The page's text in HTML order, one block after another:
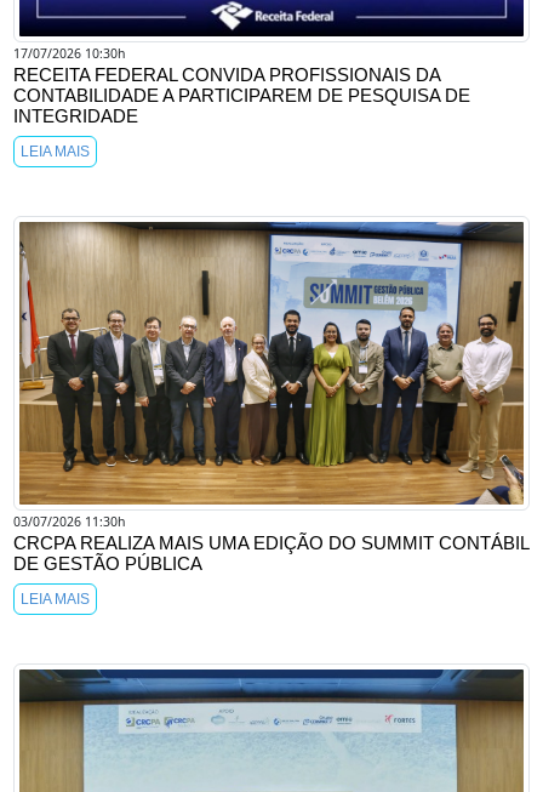
17/07/2026 10:30h
RECEITA FEDERAL CONVIDA PROFISSIONAIS DA
CONTABILIDADE A PARTICIPAREM DE PESQUISA DE
INTEGRIDADE
LEIA MAIS
03/07/2026 11:30h
CRCPA REALIZA MAIS UMA EDIÇÃO DO SUMMIT CONTÁBIL
DE GESTÃO PÚBLICA
LEIA MAIS